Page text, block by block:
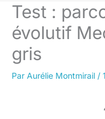
Test :
évolutif
gris
Par Aurélie Montmirail /